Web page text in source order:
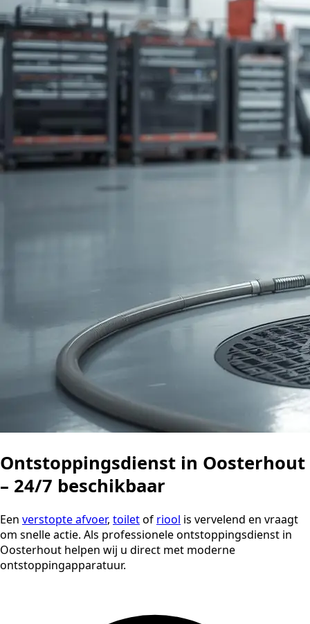
Ontstoppingsdienst in Oosterhout
– 24/7 beschikbaar
Een verstopte afvoer, toiletof riool is vervelend en vraagt
om snelle actie. Als professionele ontstoppingsdienst in
Oosterhout helpen wij u direct met moderne
ontstoppingapparatuur.